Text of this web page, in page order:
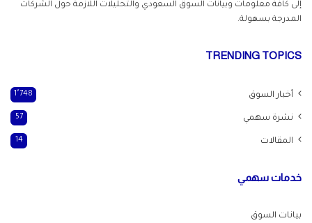
إلى كافة معلومات وبيانات السوق السعودي والتحليلات اللازمة حول الشركات
المدرجة بسهولة.
TRENDING TOPICS
أخبار السوق 1٬748
نشرة سهمي 57
المقالات 14
خدمات سهمي
بيانات السوق